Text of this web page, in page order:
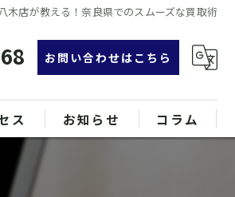
木店が教える！奈良県でのスムーズな買取術
お問い合わせはこちら
ス お知らせ コラム